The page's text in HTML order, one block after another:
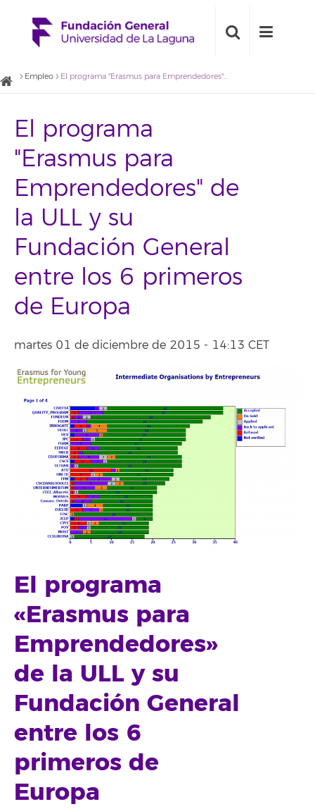
Empleo El programa "Erasmus para Emprendedores" de la ULL y su Fundación General entre los 6 primeros de Europa
El programa
"Erasmus para
Emprendedores" de
la ULL y su
Fundación General
entre los 6 primeros
de Europa
martes 01 de diciembre de 2015 - 14:13 CET
El programa
«Erasmus para
Emprendedores»
de la ULL y su
Fundación General
entre los 6
primeros de
Europa